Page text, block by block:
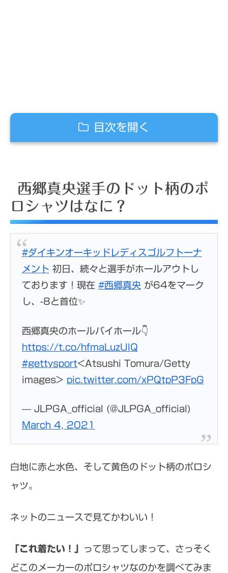
目次を開く
西郷真央選手のドット柄ポロシャツはどこ
に売っている
西郷真央選手のドット柄のポ
ロシャツはなに？
#ダイキンオーキッドレディスゴルフトーナ
メント 初日、続々と選手がホールアウトし
ております！現在 #西郷真央が64をマーク
し、-8と首位✨
西郷真央のホールバイホール👇
https://t.co/hfmaLuzUlQ
#gettysport<Atsushi Tomura/Getty
images> pic.twitter.com/xPQtpP3FpG
— JLPGA_official (@JLPGA_official)
March 4, 2021
白地に赤と水色、そして黄色のドット柄のポロシ
ャツ。
ネットのニュースで見てかわいい！
「これ着たい！」 って思ってしまって、さっそく
どこのメーカーのポロシャツなのかを調べてみま